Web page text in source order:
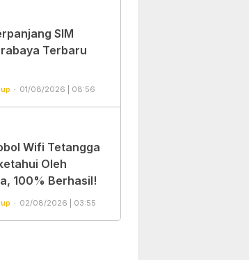
SIM
Terbaru
01/08/2026 | 08:56
Wifi Tetangga
Oleh
100% Berhasil!
02/08/2026 | 03:55